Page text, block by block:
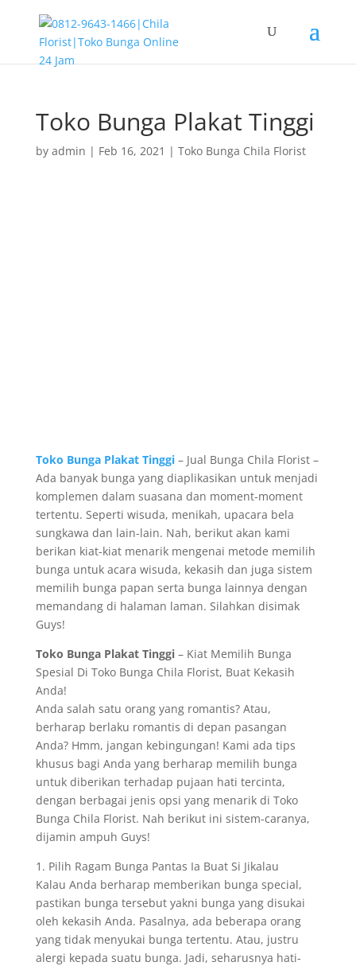
Toko Bunga Plakat Tinggi
by admin | Feb 16, 2021 | Toko Bunga Chila Florist
Toko Bunga Plakat Tinggi– Jual Bunga Chila Florist –
Ada banyak bunga yang diaplikasikan untuk menjadi
komplemen dalam suasana dan moment-moment
tertentu. Seperti wisuda, menikah, upacara bela
sungkawa dan lain-lain. Nah, berikut akan kami
berikan kiat-kiat menarik mengenai metode memilih
bunga untuk acara wisuda, kekasih dan juga sistem
memilih bunga papan serta bunga lainnya dengan
memandang di halaman laman. Silahkan disimak
Guys!
Toko Bunga Plakat Tinggi– Kiat Memilih Bunga
Spesial Di Toko Bunga Chila Florist, Buat Kekasih
Anda!
Anda salah satu orang yang romantis? Atau,
berharap berlaku romantis di depan pasangan
Anda? Hmm, jangan kebingungan! Kami ada tips
khusus bagi Anda yang berharap memilih bunga
untuk diberikan terhadap pujaan hati tercinta,
dengan berbagai jenis opsi yang menarik di Toko
Bunga Chila Florist. Nah berikut ini sistem-caranya,
dijamin ampuh Guys!
1. Pilih Ragam Bunga Pantas Ia Buat Si Jikalau
Kalau Anda berharap memberikan bunga special,
pastikan bunga tersebut yakni bunga yang disukai
oleh kekasih Anda. Pasalnya, ada beberapa orang
yang tidak menyukai bunga tertentu. Atau, justru
alergi kepada suatu bunga. Jadi, seharusnya hati-